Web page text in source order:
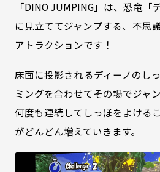
「DINO JUMPING」は、恐竜
に見立ててジャンプする、不思
アトラクションです！
床面に投影されるディーノのし
ミングを合わせてその場でジャ
何度も連続してしっぽをよける
がどんどん増えていきます。